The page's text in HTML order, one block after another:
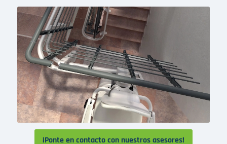
¡Ponte en contacto con nuestros asesores!